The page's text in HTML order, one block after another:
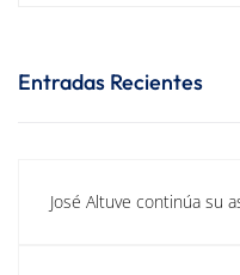
Entradas Recientes
José Altuve continúa su